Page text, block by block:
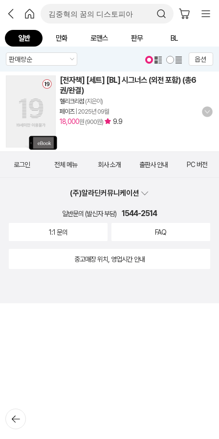
일반 만화 로맨스 판무 BL
옵션
[전자책] [세트] [BL] 시그너스 (외전 포함) (총6
권/완결)
헬리크리섬 (지은이)
페이즈| 2025년 09월
18,000원 (900원) 9.9
뒤로가
기
로그인 전체 메뉴 회사 소개 출판사 안내 PC 버전
(주)알라딘커뮤니케이션
일반문의 (발신자 부담) 1544-2514
1:1 문의 FAQ
중고매장 위치, 영업시간 안내